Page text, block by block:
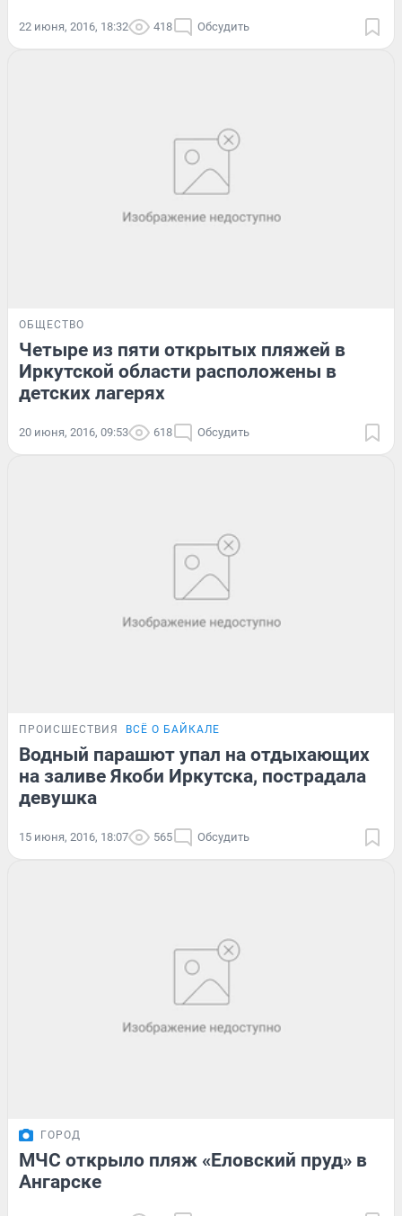
22 июня, 2016, 18:32 418 Обсудить
ОБЩЕСТВО
Четыре из пяти открытых пляжей в
Иркутской области расположены в
детских лагерях
20 июня, 2016, 09:53 618 Обсудить
ПРОИСШЕСТВИЯ ВСЁ О БАЙКАЛЕ
Водный парашют упал на отдыхающих
на заливе Якоби Иркутска, пострадала
девушка
15 июня, 2016, 18:07 565 Обсудить
ГОРОД
МЧС открыло пляж «Еловский пруд» в
Ангарске